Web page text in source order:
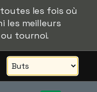
les fois où
les meilleurs
tournoi.